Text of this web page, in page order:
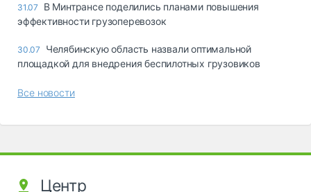
31.07
В Минтрансе поделились планами повышения
эффективности грузоперевозок
30.07
Челябинскую область назвали оптимальной
площадкой для внедрения беспилотных грузовиков
Все новости
Центр